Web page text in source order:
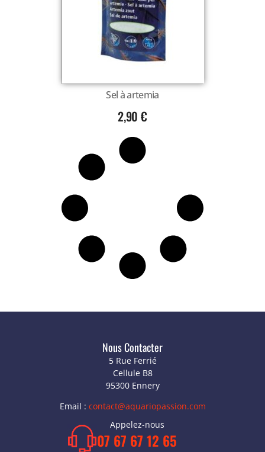
Sel à artemia
2,90€
Nous Contacter
5 Rue Ferrié
Cellule B8
95300 Ennery
Email : contact@aquariopassion.com
Appelez-nous
07 67 67 12 65